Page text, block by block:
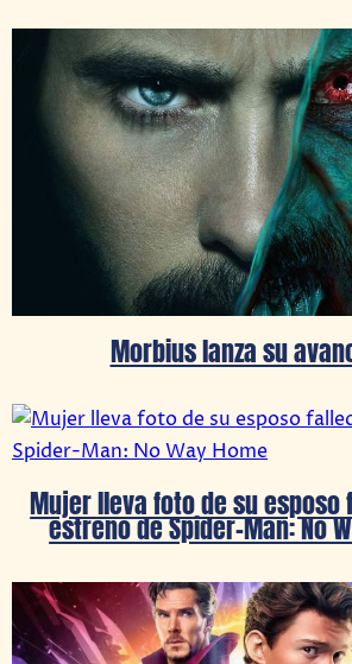
Morbius lanza su
Mujer lleva foto de su esposo
estreno de Spider-Man: No